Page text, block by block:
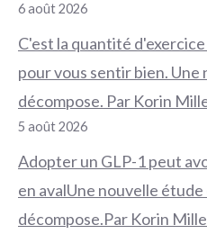
6 août 2026
C'est la quantité
pour vous sentir bien.
décompose. Par Korin
5 août 2026
Adopter un GLP-1 peut
en avalUne nouvelle
décompose.Par Korin